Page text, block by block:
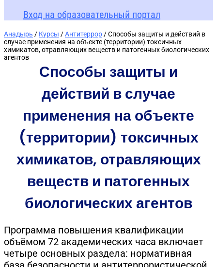
Вход на образовательный портал
Анадырь / Курсы /Антитеррор / Способы защиты и действий в
случае применения на объекте (территории) токсичных
химикатов, отравляющих веществ и патогенных биологических
агентов
Способы защиты и
действий в случае
применения на объекте
(территории) токсичных
химикатов, отравляющих
веществ и патогенных
биологических агентов
Программа повышения квалификации
объёмом 72 академических часа включает
четыре основных раздела: нормативная